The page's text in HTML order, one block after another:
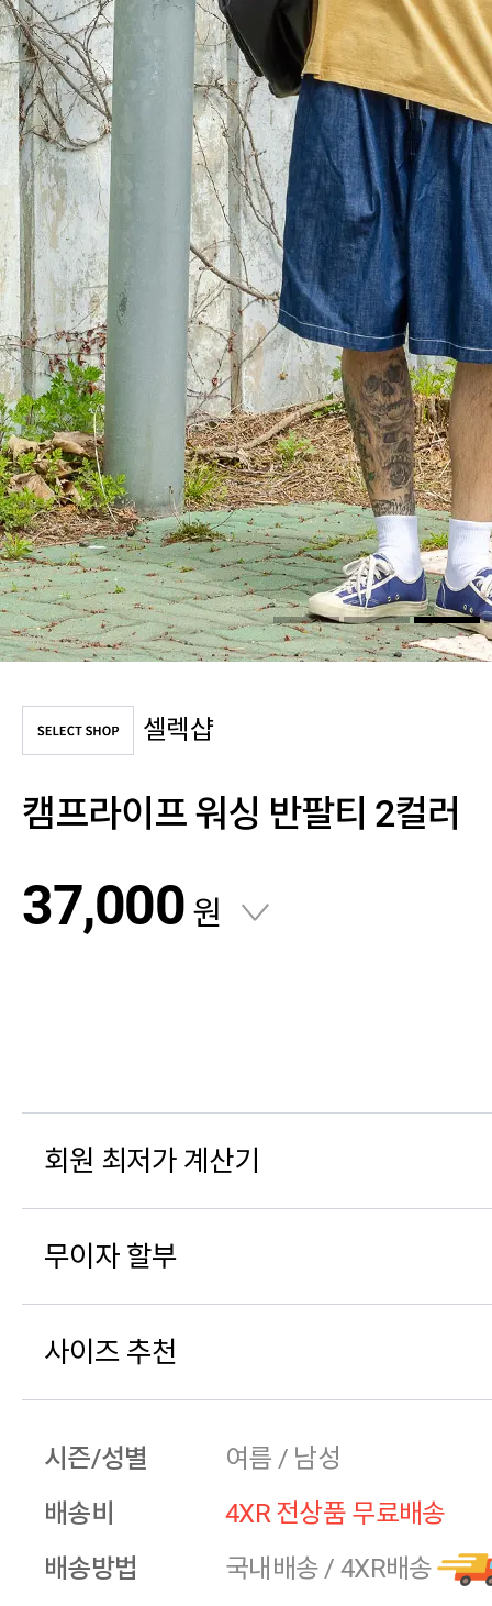
셀렉샵
캠프라이프 워싱 반팔티 2컬러
37,000 원
회원 최저가 계산기
무이자 할부
사이즈 추천
시즌/성별
여름 / 남성
배송비
4XR 전상품 무료배송
배송방법
국내배송 / 4XR배송